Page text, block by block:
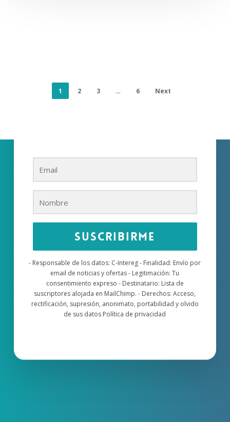
1 2 3 … 6 Next
Suscríbete a nuestra
Suscribirme
- Responsable de los datos: C-Intereg - Finalidad: Envío por
email de noticias y ofertas - Legitimación: Tu
consentimiento expreso - Destinatario: Lista de
suscriptores alojada en MailChimp. - Derechos: Acceso,
rectificación, supresión, anonimato, portabilidad y olvido
de sus datos Política de privacidad